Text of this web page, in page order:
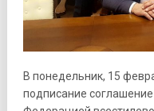
В понедельник, 15
подписание